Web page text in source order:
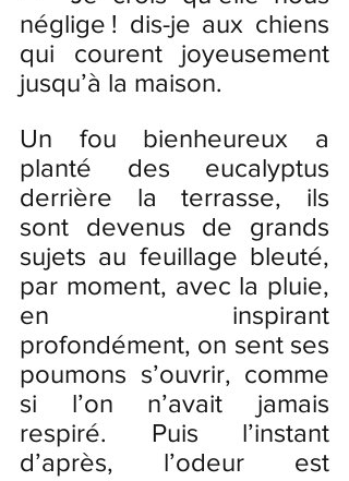
néglige ! dis-je aux chiens
qui courent joyeusement
jusqu’à la maison.
Un fou bienheureux a
planté des eucalyptus
derrière la terrasse, ils
sont devenus de grands
sujets au feuillage bleuté,
par moment, avec la pluie,
en inspirant
profondément, on sent ses
poumons s’ouvrir, comme
si l’on n’avait jamais
respiré. Puis l’instant
d’après, l’odeur est